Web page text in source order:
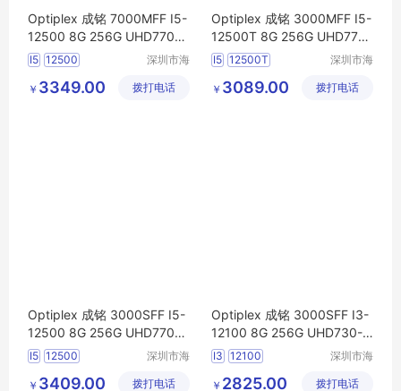
Optiplex 成铭 7000MFF I5-
12500 8G 256G UHD770-3
2 WiFi6电脑
I5 12500
深圳市海
有限公司
￥ 3349.00 拨打电话
Optiplex 成铭 3000MFF I5-
12500T 8G 256G UHD770-
32 WiFi6电脑
I5 12500T
深圳市海
有限公司
￥ 3089.00 拨打电话
Optiplex 成铭 3000SFF I5-
12500 8G 256G UHD770-3
2 WiFi6电脑
I5 12500
深圳市海
有限公司
￥ 3409.00 拨打电话
Optiplex 成铭 3000SFF I3-
12100 8G 256G UHD730-2
4 WiFi6电脑
I3 12100
深圳市海
有限公司
￥ 2825.00 拨打电话